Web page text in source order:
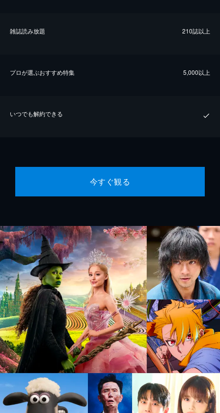
雑誌読み放題 210誌以上
プロが選ぶおすすめ特集 5,000以上
いつでも解約できる
今すぐ観る